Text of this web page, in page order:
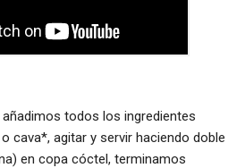
todos los ingredientes
cava*, agitar y servir haciendo doble
en copa cóctel, terminamos